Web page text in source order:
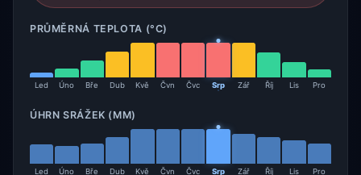
PRŮMĚRNÁ TEPLOTA (°C)
Led Úno Bře Dub Kvě Čvn Čvc Srp Zář Říj Lis Pro
ÚHRN SRÁŽEK (MM)
Led Úno Bře Dub Kvě Čvn Čvc Srp Zář Říj Lis Pro